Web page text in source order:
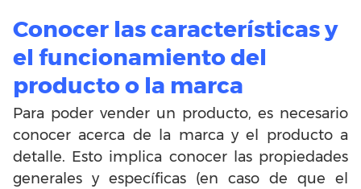
Conocer las características y
el funcionamiento del
producto o la marca
Para poder vender un producto, es necesario
conocer acerca de la marca y el producto a
detalle. Esto implica conocer las propiedades
generales y específicas (en caso de que el